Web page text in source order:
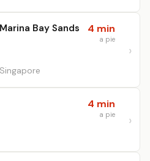
Bay Sands 4 min
a pie
4 min
a pie